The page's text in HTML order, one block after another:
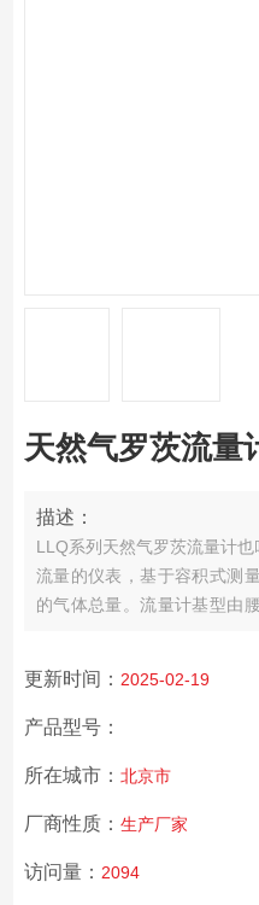
天然气罗茨流量
描述：
LLQ系列天然气罗茨流量计
流量的仪表，基于容积式测
的气体总量。流量计基型由
更新时间： 2025-02-19
产品型号：
所在城市： 北京市
厂商性质： 生产厂家
访问量： 2094